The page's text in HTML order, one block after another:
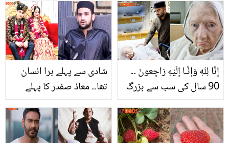
کیا؟ دیکھیے
شادی سے پہلے برا انسان
تھا۔۔ معاذ صفدر کا پہلے
کا اعتراف ! جلدی شادی کی
وجہ بھی بتا دی
إِنَّا لِلّهِ وَإِنَّـا إِلَيْهِ رَاجِعونَ ۔۔
90 سال کی سب سے بزرگ
کتنے سال اولڈ ہوم میں
رہیں؟